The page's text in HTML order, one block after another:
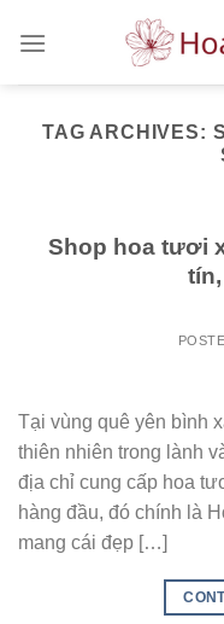
TAG ARCHIVES:
Shop hoa tươi
Tại vùng quê yên bình
thiên nhiên trong lành
địa chỉ cung cấp hoa
hàng đầu, đó chính là
mang cái đẹp […]